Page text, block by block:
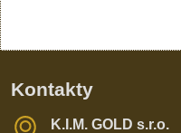
Kontakty
K​​.I​​.M​​. GOLD s​​.r​​.o​​.